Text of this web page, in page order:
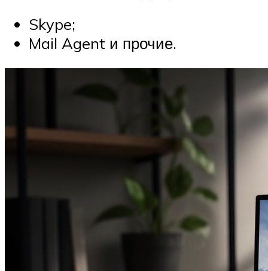
Skype;
Mail Agent и прочие.